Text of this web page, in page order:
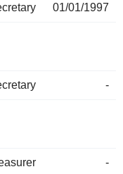
01/01/1997
-
-